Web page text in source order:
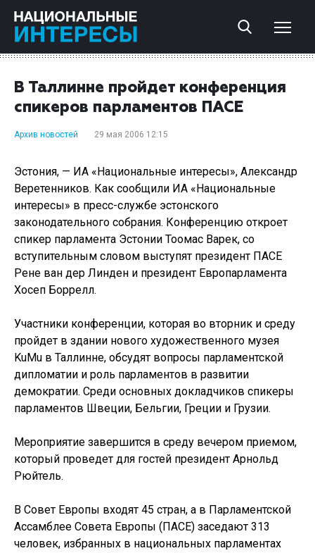
В Таллинне пройдет конференция
спикеров парламентов ПАСЕ
Архив новостей 29 мая 2006 12:15
Эстония, — ИА «Национальные интересы», Александр
Веретенников. Как сообщили ИА «Национальные
интересы» в пресс-службе эстонского
законодательного собрания. Конференцию откроет
спикер парламента Эстонии Тоомас Варек, со
вступительным словом выступят президент ПАСЕ
Рене ван дер Линден и президент Европарламента
Хосеп Боррелл.
Участники конференции, которая во вторник и среду
пройдет в здании нового художественного музея
KuMu в Таллинне, обсудят вопросы парламентской
дипломатии и роль парламентов в развитии
демократии. Среди основных докладчиков спикеры
парламентов Швеции, Бельгии, Греции и Грузии.
Мероприятие завершится в среду вечером приемом,
который проведет для гостей президент Арнольд
Рюйтель.
В Совет Европы входят 45 стран, а в Парламентской
Ассамблее Совета Европы (ПАСЕ) заседают 313
человек, избранных в национальных парламентах